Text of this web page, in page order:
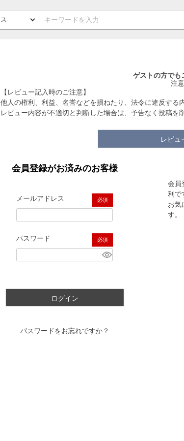
ゲストの方でも
注
【レビュー記入時のご注意】
他人の権利、利益、名誉などを損ねたり、法令に違反す
レビュー内容が不適切と判断した場合は、予告なく投稿を
レビュ
会員登録がお済みのお客様
メールアドレス
(必須)
パスワード
(必須)
ログイン
パスワードをお忘れですか？
会員
利で
お気
す。